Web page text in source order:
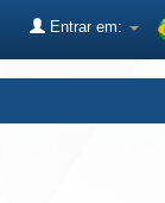
Entrar em: